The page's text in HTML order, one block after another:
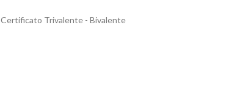
Certificato Trivalente - Bivalente